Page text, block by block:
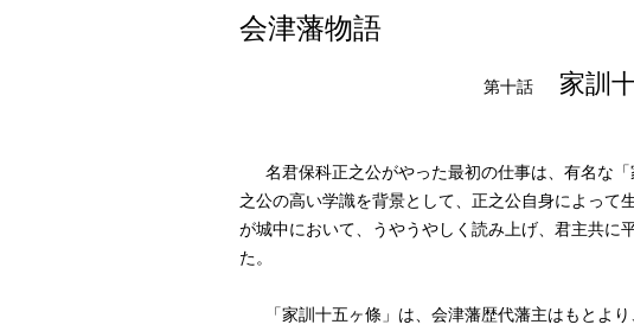
会津藩物語
第十話家訓十
名君保科正之公がやった最初の仕事は、有名な「
之公の高い学識を背景として、正之公自身によって
が城中において、うやうやしく読み上げ、君主共に
た。
「家訓十五ヶ條」は、会津藩歴代藩主はもとより